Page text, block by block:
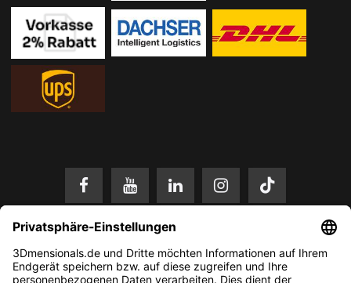
* Alle Preise in EUR inkl. gesetzl. Mehrwertsteuer zzgl. Versandkosten.
Änderungen und Irrtümer vorbehalten. Nur solange der Vorrat reicht.
© 2026 3Dmensionals / PONTIALIS GmbH & Co. KG - All Rights Reserved.​